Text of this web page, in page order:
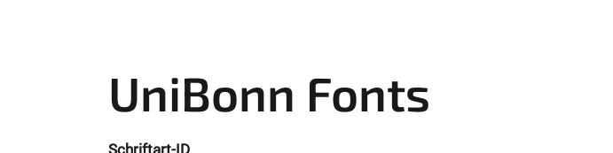
h
e
UniBonn Fonts
Schriftart-ID